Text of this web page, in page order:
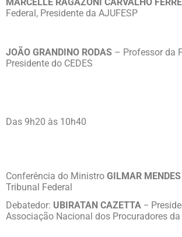
MARCELLE RAGAZONI CARVALHO
Federal, Presidente da AJUFESP
JOÃO GRANDINO RODAS – Professor da
Presidente do CEDES
Das 9h20 às 10h40
Conferência do Ministro GILMAR MENDES
Tribunal Federal
Debatedor: UBIRATAN CAZETTA −
Associação Nacional dos Procuradores